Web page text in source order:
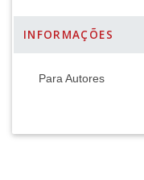
INFORMAÇÕES
Para Autores